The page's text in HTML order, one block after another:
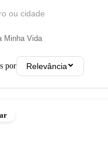
Minha Vida
por Relevância